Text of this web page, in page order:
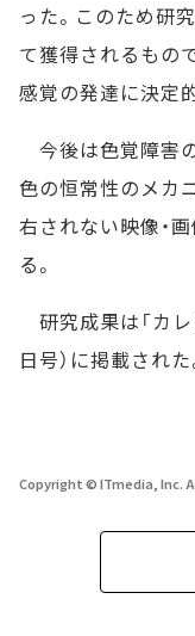
った。このため研
て獲得されるもの
感覚の発達に決定
今後は色覚障害
色の恒常性のメカ
右されない映像・
る。
研究成果は「カレ
日号）に掲載された
Copyright © ITmedia, Inc.